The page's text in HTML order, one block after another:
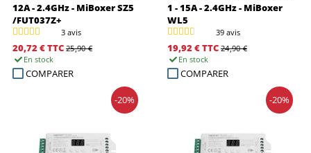
12A - 2.4GHz - MiBoxer SZ5
/FUT037Z+
3 avis
20,72 €TTC 25,90 €
En stock
COMPARER
1 - 15A - 2.4GHz - MiBoxer
WL5
39 avis
19,92 €TTC 24,90 €
En stock
COMPARER
-20% -20%